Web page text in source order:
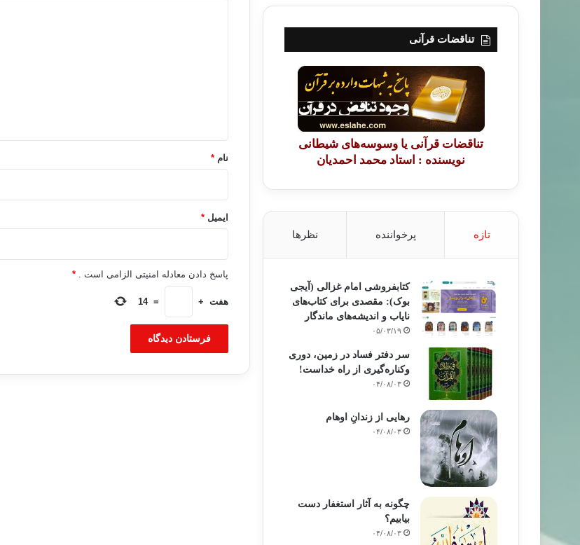
نام *
ایمیل *
پاسخ دادن معادله امنیتی الزامی است . *
هفت +
=
14
تناقضات قرآنی
تناقضات قرآنی یا وسوسه‌های شیطانی
نویسنده : استاد محمد احمدیان
تازه پرخواننده نظرها
کتابفروشی امام غزالی (آیجی
بوک): مقصدی برای کتاب‌های
نایاب و اندیشه‌های ماندگار
۰۵/۰۳/۱۹
سر دفتر فساد در زمین‌، دوری
وکناره‌گیری از راه خداست‌!
۰۴/۰۸/۰۳
رهایی از زندانِ اوهام
۰۴/۰۸/۰۳
چگونه به آثار استغفار دست
بیابیم؟
۰۴/۰۸/۰۳